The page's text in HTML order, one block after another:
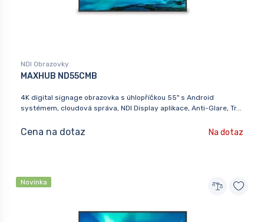
NDI Obrazovky
MAXHUB ND55CMB
4K digital signage obrazovka s úhlopříčkou 55" s Android
systémem, cloudová správa, NDI Display aplikace, Anti-Glare, Tr...
Cena na dotaz Na dotaz
Novinka